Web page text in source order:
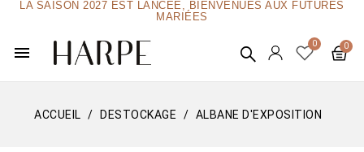
LA SAISON 2027 EST LANCÉE, BIENVENUES AUX FUTURES
MARIÉES
menu
ACCUEIL DESTOCKAGE ALBANE D'EXPOSITION